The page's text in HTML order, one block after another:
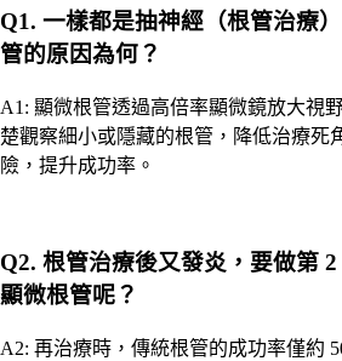
Q1. 一樣都是抽神經（根管治療
管的原因為何？
A1: 顯微根管透過高倍率顯微鏡放大視
楚觀察細小或隱藏的根管，降低治療死
險，提升成功率。
Q2. 根管治療後又發炎，要做第
顯微根管呢？
A2: 再治療時，傳統根管的成功率僅約